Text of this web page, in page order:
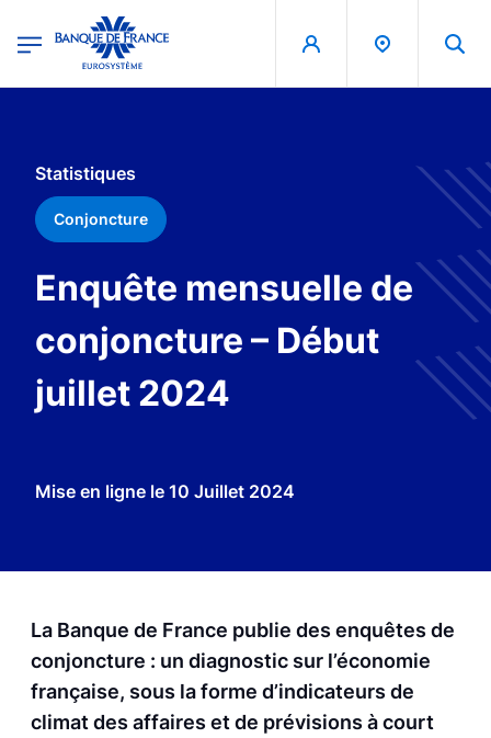
Banque de France - Menu Principal
Statistiques
Conjoncture
Enquête mensuelle de
conjoncture – Début
juillet 2024
Mise en ligne le 10 Juillet 2024
La Banque de France publie des enquêtes de
conjoncture : un diagnostic sur l’économie
française, sous la forme d’indicateurs de
climat des affaires et de prévisions à court